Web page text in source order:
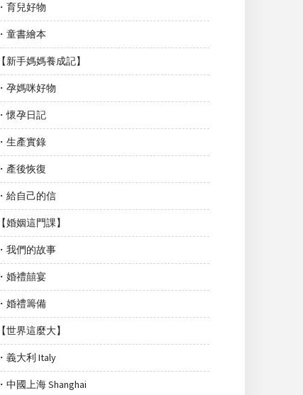
・育兒好物
・童書繪本
【新手媽媽養成記】
・孕媽咪好物
・懷孕日記
・生產實錄
・產後恢復
・給自己的信
【婚姻這門課】
・我們的故事
・婚禮囍宴
・婚禮籌備
【世界這麼大】
・義大利 Italy
・中國上海 Shanghai